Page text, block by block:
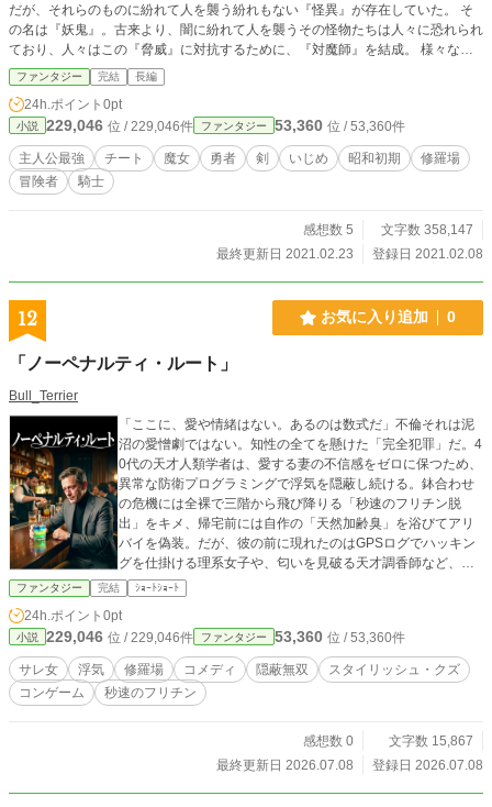
だが、それらのものに紛れて人を襲う紛れもない『怪異』が存在していた。 そ
の名は『妖鬼』。古来より、闇に紛れて人を襲うその怪物たちは人々に恐れられ
ており、人々はこの『脅威』に対抗するために、『対魔師』を結成。 様々な時
代を通じて『妖鬼』と呼ばれる存在へと立ち向かっていた。 時代は流れ、昭和3
0年代。科学と迷信とが同居していた古き良き時代と呼ばれる時代。 その時代を
生きる青年、獅子王院風太郎は少ない収入で妹、弟と自分との三人で狭いアパー
トで仲良く暮らしていたのだが、ある日、家族で暮らしていた自宅に斧を持った
怪しげな老人が侵入し、妹、弟を惨殺した後に、風太郎を殺そうとしたのだが、
その前に彼は一人の可憐なセーラー服の少女の前に『除霊』される。 風太郎は
『妖鬼』に惨殺された弟と妹の復讐を誓い、『対魔師』となるための修行を積
ファンタジー 完結 長編
24h.ポイント 0pt
小説 229,046 位 / 229,046件 ファンタジー 53,360 位 / 53,360件
主人公最強 チート 魔女 勇者 剣 いじめ 昭和初期
修羅場
冒険者
騎士
感想数 5
文字数 358,147
最終更新日 2021.02.23
登録日 2021.02.08
12 お気に入り追加 0
「ノーペナルティ・ルート」
Bull_Terrier
「ここに、愛や情緒はない。あるのは数式だ」不倫それは泥
沼の愛憎劇ではない。知性の全てを懸けた「完全犯罪」だ。4
0代の天才人類学者は、愛する妻の不信感をゼロに保つため、
異常な防衛プログラミングで浮気を隠蔽し続ける。鉢合わせ
の危機には全裸で三階から飛び降りる「秒速のフリチン脱
出」をキメ、帰宅前には自作の「天然加齢臭」を浴びてアリ
バイを偽装。だが、彼の前に現れたのはGPSログでハッキン
グを仕掛ける理系女子や、匂いを見破る天才調香師など、超
プロフェッショナルな女たちだった！仕掛けられた復讐を、
圧倒的な先回り戦術でデバッグせよ。誰にもイエローカード
は踏ませない、孤独なスタイリッシュ・クズの隠蔽無双コメ
ディ。
ファンタジー 完結 ｼｮｰﾄｼｮｰﾄ
24h.ポイント 0pt
小説 229,046 位 / 229,046件 ファンタジー 53,360 位 / 53,360件
サレ女 浮気 修羅場 コメディ 隠蔽無双
スタイリッシュ・クズ
コンゲーム
秒速のフリチン
感想数 0
文字数 15,867
最終更新日 2026.07.08
登録日 2026.07.08